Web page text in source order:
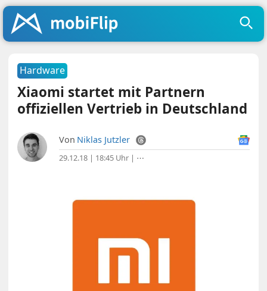
Hardware
Xiaomi startet mit Partnern
offiziellen Vertrieb in Deutschland
Von Niklas Jutzler
29.12.18 | 18:45 Uhr | ⋯